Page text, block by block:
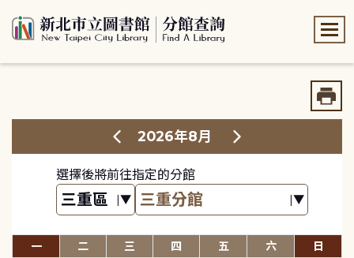
2026年8月
選擇後將前往指定的分館
一 二 三 四 五 六 日